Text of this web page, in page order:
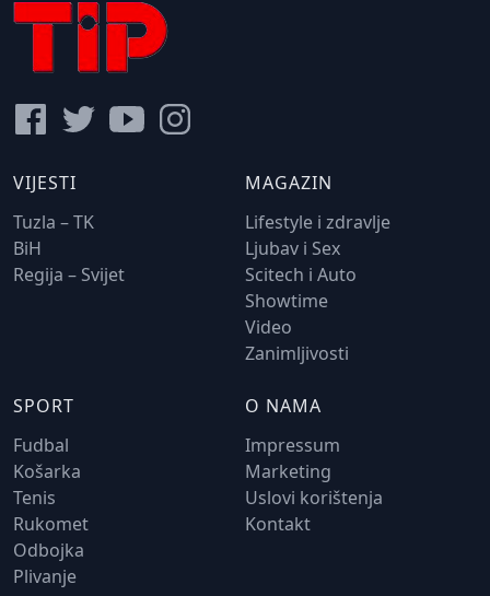
VIJESTI
Tuzla – TK
BiH
Regija – Svijet
MAGAZIN
Lifestyle i zdravlje
Ljubav i Sex
Scitech i Auto
Showtime
Video
Zanimljivosti
SPORT
Fudbal
Košarka
Tenis
Rukomet
Odbojka
Plivanje
O NAMA
Impressum
Marketing
Uslovi korištenja
Kontakt